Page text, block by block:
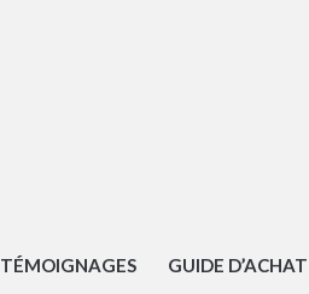
TÉMOIGNAGES GUIDE D’ACHAT